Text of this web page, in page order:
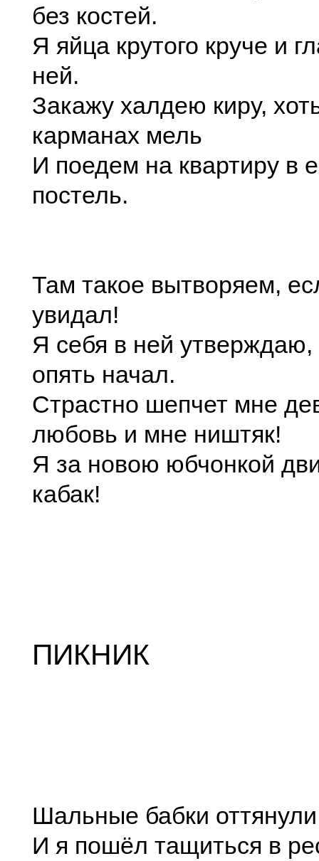
без костей.
Я яйца крутого круче и
ней.
Закажу халдею киру,
карманах мель
И поедем на квартиру в
постель.
Там такое вытворяем,
увидал!
Я себя в ней утверждаю,
опять начал.
Страстно шепчет мне
любовь и мне ништяк!
Я за новою юбчонкой
кабак!
ПИКНИК
Шальные бабки
И я пошёл тащиться в